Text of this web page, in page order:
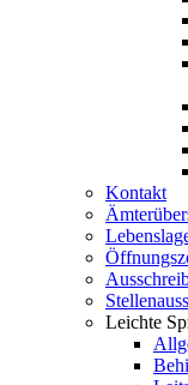
Kontakt
Leichte